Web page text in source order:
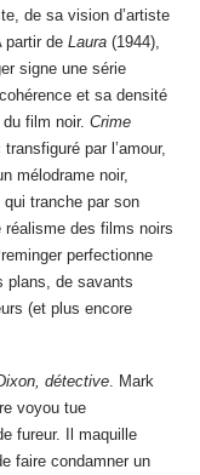
de sa vision d’artiste
partir de Laura (1944),
signe une série
et sa densité
film noir. Crime
par l’amour,
mélodrame noir,
tranche par son
des films noirs
perfectionne
plans, de savants
(et plus encore
détective. Mark
voyou tue
fureur. Il maquille
faire condamner un